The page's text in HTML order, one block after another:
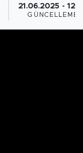
21.06.2025 -
GÜNCELLEME